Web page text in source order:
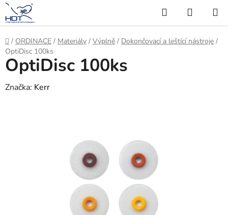
Přejít
na
obsah
Hledat
KOŠÍK
Domů
/ ORDINACE / Materiály / Výplně / Dokončovací a leštící nástroje /
OptiDisc 100ks
OptiDisc 100ks
Značka: Kerr